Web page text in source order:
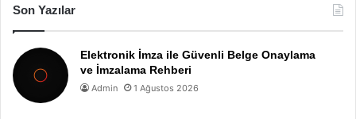
Son Yazılar
Elektronik İmza ile Güvenli Belge Onaylama
ve İmzalama Rehberi
Admin 1 Ağustos 2026